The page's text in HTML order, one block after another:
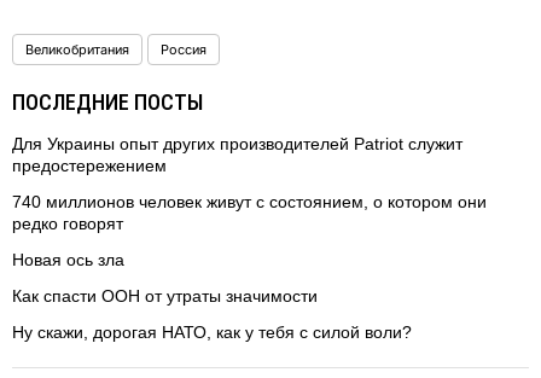
Великобритания Россия
ПОСЛЕДНИЕ ПОСТЫ
Для Украины опыт других производителей Patriot служит
предостережением
740 миллионов человек живут с состоянием, о котором они
редко говорят
Новая ось зла
Как спасти ООН от утраты значимости
Ну скажи, дорогая НАТО, как у тебя с силой воли?